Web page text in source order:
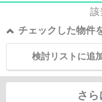
該
チェックした物件
検討リストに追
さ